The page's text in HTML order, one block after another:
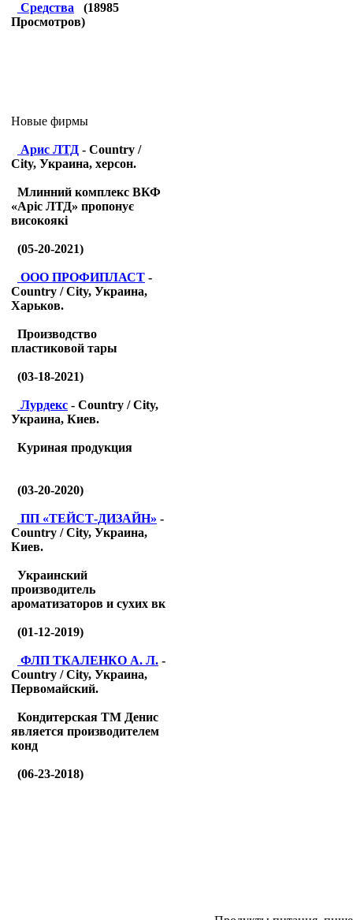
Средства (18985
Просмотров)
Новые фирмы
Арис ЛТД - Country /
City, Украина, херсон.
Млинний комплекс ВКФ
«Аріс ЛТД» пропонує
високоякі
(05-20-2021)
ООО ПРОФИПЛАСТ -
Country / City, Украина,
Харьков.
Производство
пластиковой тары
(03-18-2021)
Лурдекс - Country / City,
Украина, Киев.
Куриная продукция
(03-20-2020)
ПП «ТЕЙСТ-ДИЗАЙН» -
Country / City, Украина,
Киев.
Украинский
производитель
ароматизаторов и сухих вк
(01-12-2019)
ФЛП ТКАЛЕНКО А. Л. -
Country / City, Украина,
Первомайский.
Кондитерская ТМ Денис
является производителем
конд
(06-23-2018)